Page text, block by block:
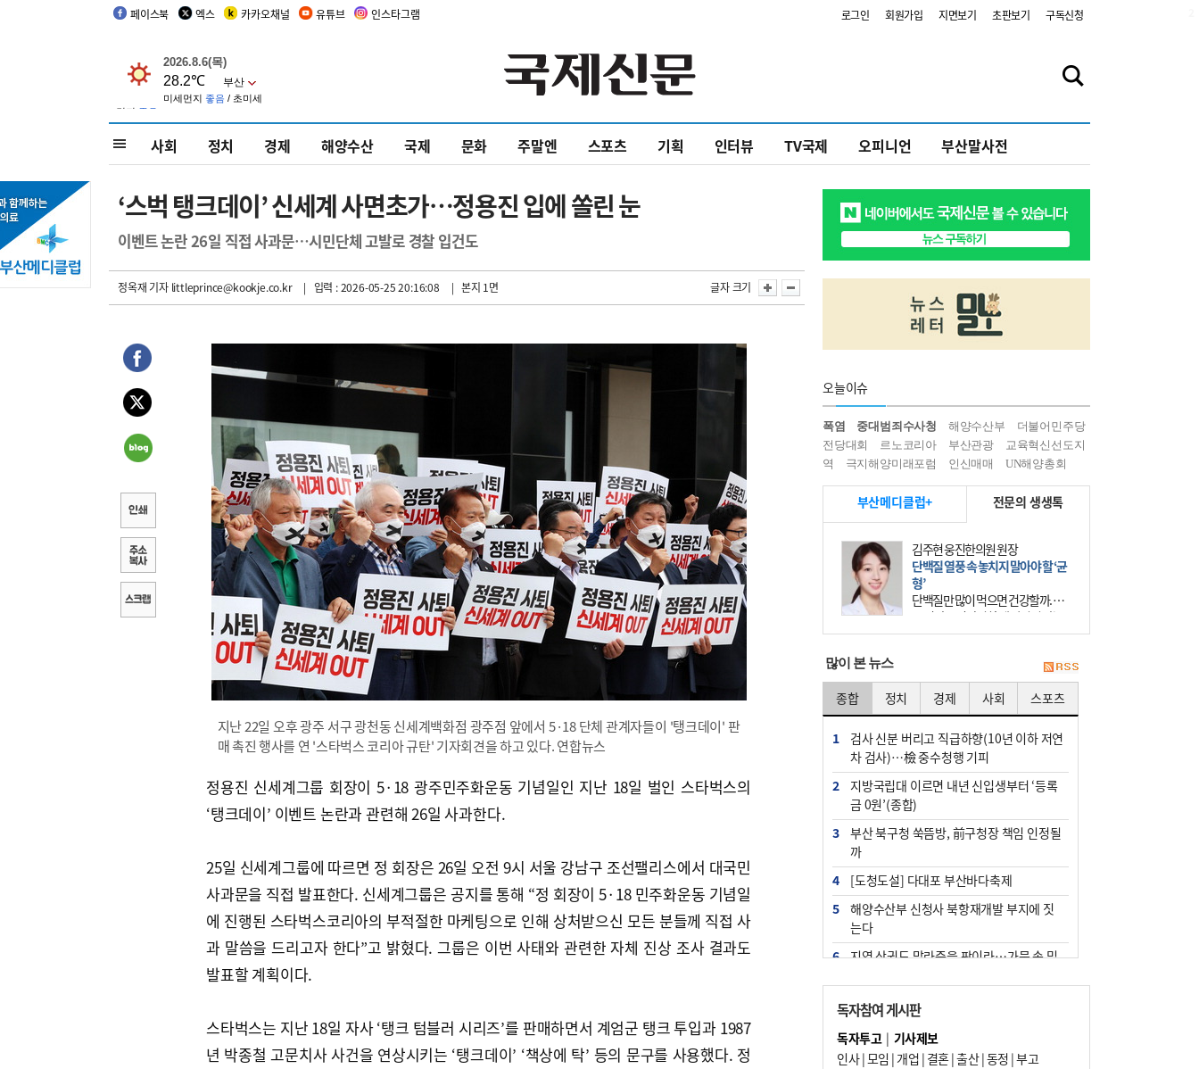
페이스북 엑스 카카오채널 유튜브 인스타그램 로그인 회원가입 지면보기 초판보기 구독신청
사회 정치 경제 해양수산 국제 문화 주말엔 스포츠 기획 인터뷰 TV국제 오피니언 부산말사전
‘스벅 탱크데이’ 신세계 사면초가…정용진 입에 쏠린 눈
이벤트 논란 26일 직접 사과문…시민단체 고발로 경찰 입건도
정옥재 기자littleprince@kookje.co.kr | 입력 : 2026-05-25 20:16:08 | 본지 1면 글자 크기
지난 22일 오후 광주 서구 광천동 신세계백화점 광주점 앞에서 5·18 단체 관계자들이 '탱크데이' 판
매 촉진 행사를 연 '스타벅스 코리아 규탄' 기자회견을 하고 있다. 연합뉴스
정용진 신세계그룹 회장이 5·18 광주민주화운동 기념일인 지난 18일 벌인 스타벅스의
‘탱크데이’ 이벤트 논란과 관련해 26일 사과한다.
25일 신세계그룹에 따르면 정 회장은 26일 오전 9시 서울 강남구 조선팰리스에서 대국민
사과문을 직접 발표한다. 신세계그룹은 공지를 통해 “정 회장이 5·18 민주화운동 기념일
에 진행된 스타벅스코리아의 부적절한 마케팅으로 인해 상처받으신 모든 분들께 직접 사
과 말씀을 드리고자 한다”고 밝혔다. 그룹은 이번 사태와 관련한 자체 진상 조사 결과도
발표할 계획이다.
스타벅스는 지난 18일 자사 ‘탱크 텀블러 시리즈’를 판매하면서 계엄군 탱크 투입과 1987
년 박종철 고문치사 사건을 연상시키는 ‘탱크데이’ ‘책상에 탁’ 등의 문구를 사용했다. 정
오늘이슈
폭염 중대범죄수사청 해양수산부
더불어민주당
전당대회
르노코리아 부산관광
교육혁신선도지
역
극지해양미래포럼 인신매매 UN해양총회
부산메디클럽+ 전문의 생생톡
김주현 웅진한의원 원장
단백질 열풍 속 놓치지 말아야 할 ‘균
형’
단백질만 많이 먹으면 건강할까. 요
즘 건강을 이야기할 때 빠지지 않는
키워드가 단백질이다. 헬스장을 다니
많이 본 뉴스
종합 정치 경제 사회 스포츠
1
검사 신분 버리고 직급하향(10년 이하 저연
차 검사)…檢 중수청행 기피
2
지방국립대 이르면 내년 신입생부터 ‘등록
금 0원’(종합)
3
부산 북구청 쑥뜸방, 前구청장 책임 인정될
까
4
[도청도설] 다대포 부산바다축제
5
해양수산부 신청사 북항재개발 부지에 짓
는다
6
지역 상권도 말라죽을 판이라…가뭄 속 밀
7
법원, 단차 논란 북항 복합환승센터 공사중
지 관련 현장검증
8
통영시민 추석 전 35만 원 받는다
독자참여 게시판
독자투고| 기사제보
인사|모임 | 개업 | 결혼|출산|동정 |부고